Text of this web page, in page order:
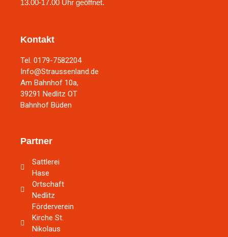
Kontakt
Tel. 0179-7582204
Info@Straussenland.de
Am Bahnhof 10a,
39291 Nedlitz OT
Bahnhof Büden
Partner
Sattlerei
Hase
Ortschaft
Nedlitz
Förderverein
Kirche St.
Nikolaus
13.00-17.00 Uhr geöffnet.